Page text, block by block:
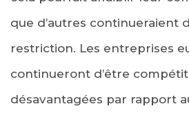
que d’autres continueraient
restriction. Les entreprises
continueront d’être
désavantagées par rapport